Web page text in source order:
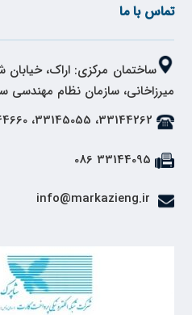
تماس با ما
ساختمان مرکزی: اراک،
میرزاخانی، سازمان نظام مهندسی
33144262، 33145055، 33144660 086
33144095 086